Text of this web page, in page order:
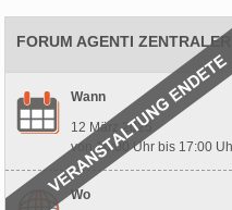
FORUM AGENTI
Wann
12 März 2025
von 10:00 Uhr bis 17:00
Wo